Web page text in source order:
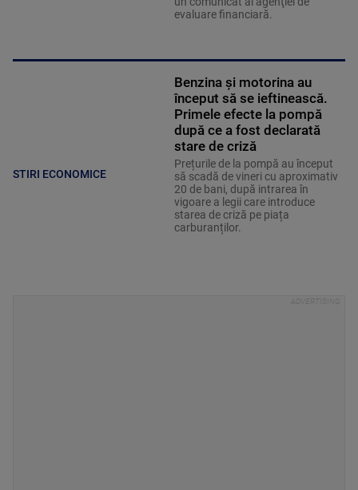
evaluare financiară.
STIRI ECONOMICE
Benzina și motorina au
început să se ieftinească.
Primele efecte la pompă
după ce a fost declarată
stare de criză
Prețurile de la pompă au început
să scadă de vineri cu aproximativ
20 de bani, după intrarea în
vigoare a legii care introduce
starea de criză pe piața
carburanților.